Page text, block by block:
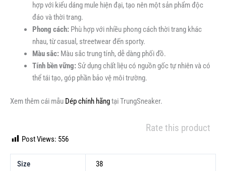
hợp với kiểu dáng mule hiện đại, tạo nên một sản phẩm độc
đáo và thời trang.
Phong cách:Phù hợp với nhiều phong cách thời trang khác
nhau, từ casual, streetwear đến sporty.
Màu sắc:Màu sắc trung tính, dễ dàng phối đồ.
Tính bền vững:Sử dụng chất liệu có nguồn gốc tự nhiên và có
thể tái tạo, góp phần bảo vệ môi trường.
Xem thêm cái mẫu Dép chính hãngtại TrungSneaker.
Rate this product
Post Views: 556
Size 38